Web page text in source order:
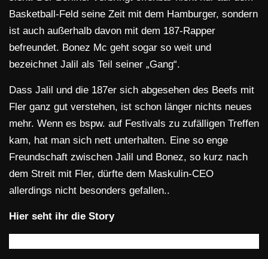
Basketball-Feld seine Zeit mit dem Hamburger, sondern
ist auch außerhalb davon mit dem 187-Rapper
befreundet. Bonez Mc geht sogar so weit und
bezeichnet Jalil als Teil seiner „Gang“.
Dass Jalil und die 187er sich abgesehen des Beefs mit
Fler ganz gut verstehen, ist schon länger nichts neues
mehr. Wenn es bspw. auf Festivals zu zufälligen Treffen
kam, hat man sich nett unterhalten. Eine so enge
Freundschaft zwischen Jalil und Bonez, so kurz nach
dem Streit mit Fler, dürfte dem Maskulin-CEO
allerdings nicht besonders gefallen..
Hier seht ihr die Story